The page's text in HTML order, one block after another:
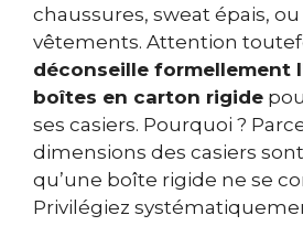
chaussures, sweat épais,
vêtements. Attention
déconseille formellement
boîtes en carton rigide
ses casiers. Pourquoi ?
dimensions des casiers
qu’une boîte rigide ne se
Privilégiez